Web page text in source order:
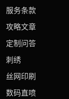
服务条款
攻略文章
定制问答
刺绣
丝网印刷
数码直喷